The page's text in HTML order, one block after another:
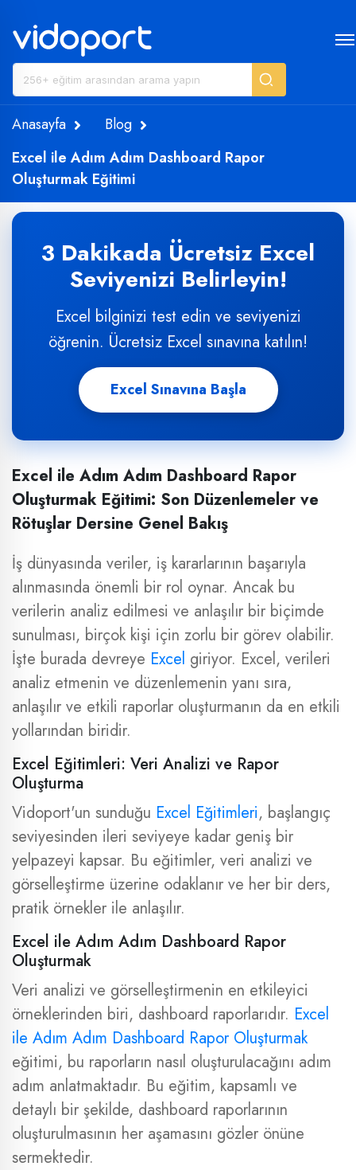
Anasayfa
Blog
Excel ile Adım Adım Dashboard Rapor
Oluşturmak Eğitimi
3 Dakikada Ücretsiz Excel
Seviyenizi Belirleyin!
Excel bilginizi test edin ve seviyenizi
öğrenin. Ücretsiz Excel sınavına katılın!
Excel Sınavına Başla
Excel ile Adım Adım Dashboard Rapor
Oluşturmak Eğitimi: Son Düzenlemeler ve
Rötuşlar Dersine Genel Bakış
İş dünyasında veriler, iş kararlarının başarıyla
alınmasında önemli bir rol oynar. Ancak bu
verilerin analiz edilmesi ve anlaşılır bir biçimde
sunulması, birçok kişi için zorlu bir görev olabilir.
İşte burada devreye Excel giriyor. Excel, verileri
analiz etmenin ve düzenlemenin yanı sıra,
anlaşılır ve etkili raporlar oluşturmanın da en etkili
yollarından biridir.
Excel Eğitimleri: Veri Analizi ve Rapor
Oluşturma
Vidoport'un sunduğu Excel Eğitimleri, başlangıç
seviyesinden ileri seviyeye kadar geniş bir
yelpazeyi kapsar. Bu eğitimler, veri analizi ve
görselleştirme üzerine odaklanır ve her bir ders,
pratik örnekler ile anlaşılır.
Excel ile Adım Adım Dashboard Rapor
Oluşturmak
Veri analizi ve görselleştirmenin en etkileyici
örneklerinden biri, dashboard raporlarıdır. Excel
ile Adım Adım Dashboard Rapor Oluşturmak
eğitimi, bu raporların nasıl oluşturulacağını adım
adım anlatmaktadır. Bu eğitim, kapsamlı ve
detaylı bir şekilde, dashboard raporlarının
oluşturulmasının her aşamasını gözler önüne
sermektedir.